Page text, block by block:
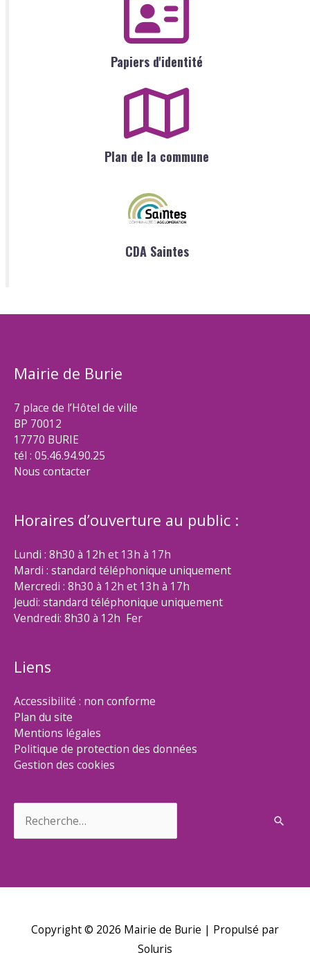
Papiers d'identité
Plan de la commune
CDA Saintes
Mairie de Burie
7 place de l’Hôtel de ville
BP 70012
17770 BURIE
tél : 05.46.94.90.25
Nous contacter
Horaires d’ouverture au public :
Lundi : 8h30 à 12h et 13h à 17h
Mardi : standard téléphonique uniquement
Mercredi : 8h30 à 12h et 13h à 17h
Jeudi: standard téléphonique uniquement
Vendredi: 8h30 à 12h Fer
Liens
Accessibilité : non conforme
Plan du site
Mentions légales
Politique de protection des données
Gestion des cookies
Copyright © 2026 Mairie de Burie | Propulsé par
Soluris